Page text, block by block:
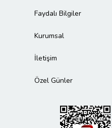
Faydalı Bilgiler
Kurumsal
İletişim
Özel Günler